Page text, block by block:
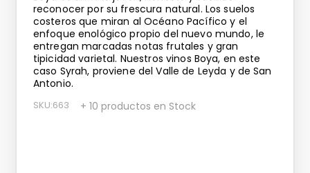
reconocer por su frescura natural. Los suelos
costeros que miran al Océano Pacífico y el
enfoque enológico propio del nuevo mundo, le
entregan marcadas notas frutales y gran
tipicidad varietal. Nuestros vinos Boya, en este
caso Syrah, proviene del Valle de Leyda y de San
Antonio.
SKU:663 + 10 productos en Stock
reserva
montes